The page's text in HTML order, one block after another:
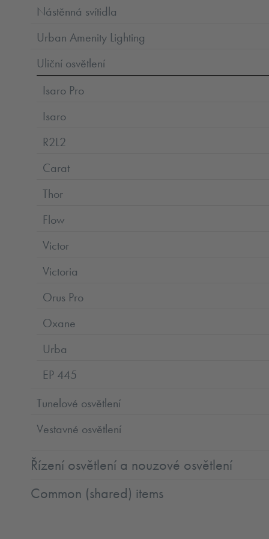
Nástěnná svítidla
Urban Amenity Lighting
Uliční osvětlení
Isaro Pro
Isaro
R2L2
Carat
Thor
Flow
Victor
Victoria
Orus Pro
Oxane
Urba
EP 445
Tunelové osvětlení
Vestavné osvětlení
Řízení osvětlení a nouzové osvětlení
Common (shared) items